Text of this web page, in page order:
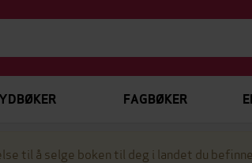
FAGBØKER
til å selge boken til deg i landet du